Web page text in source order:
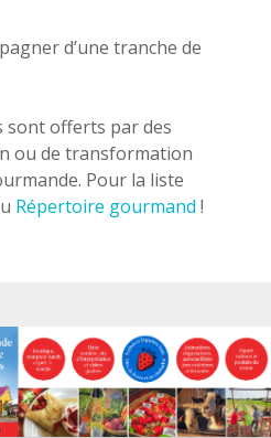
d’une tranche de
sont offerts par des
ou de transformation
Pour la liste
Répertoire gourmand !